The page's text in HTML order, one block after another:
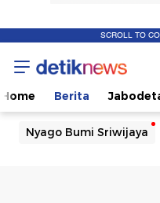
SCROLL TO
Home Berita
Nyago Bumi Sriwijaya